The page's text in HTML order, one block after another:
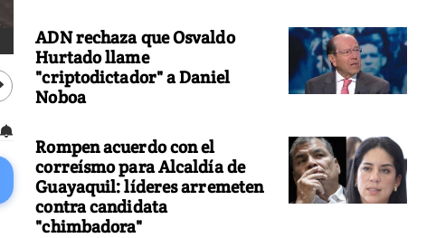
ADN rechaza que Osvaldo
Hurtado llame
"criptodictador" a Daniel
Noboa
Rompen acuerdo con el
correísmo para Alcaldía de
Guayaquil: líderes arremeten
contra candidata
"chimbadora"